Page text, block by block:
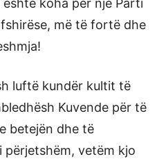
është koha për një Parti
më të fortë dhe
luftë kundër kultit të
Kuvende për të
betejën dhe të
vetëm kjo